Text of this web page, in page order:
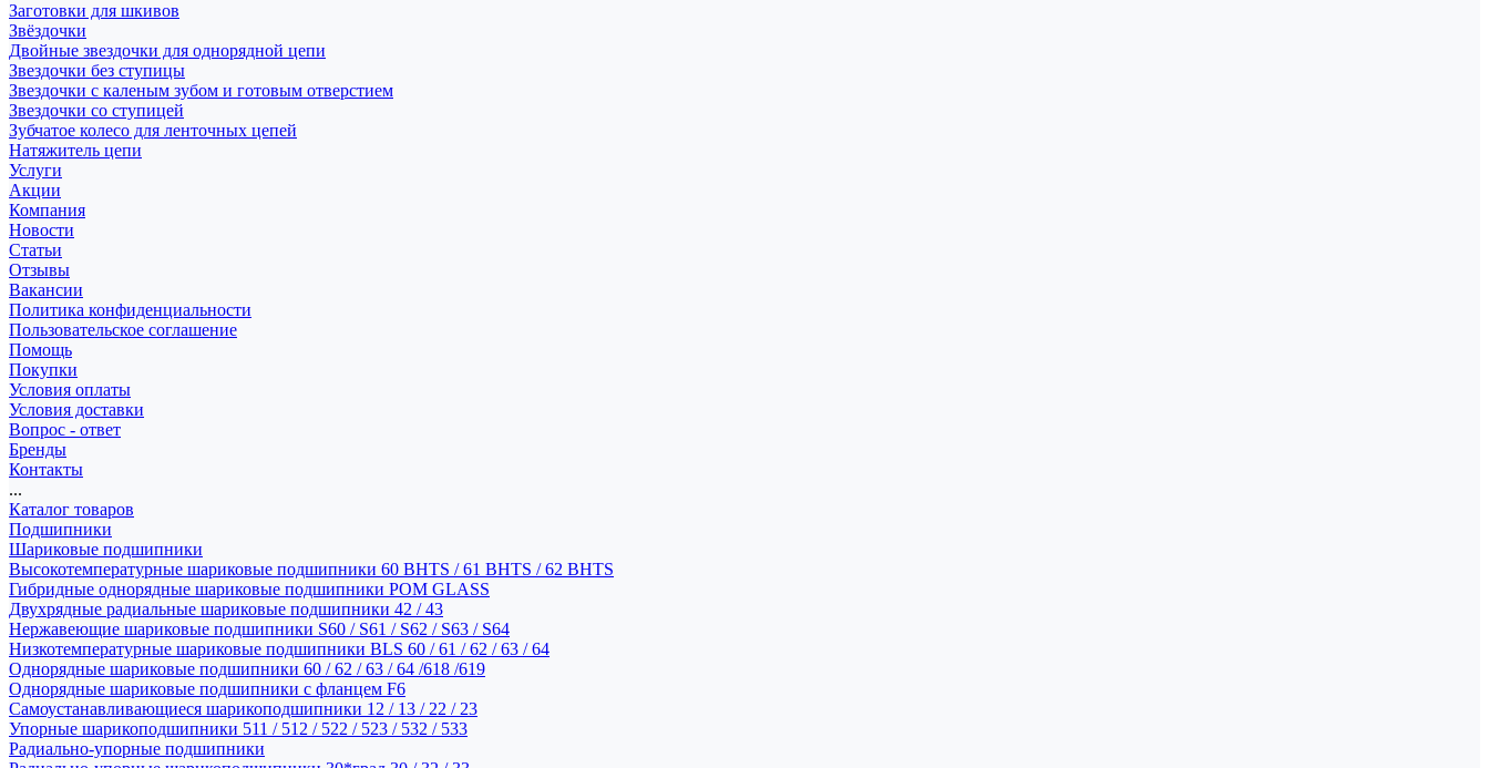
Заготовки для шкивов
Звёздочки
Двойные звездочки для однорядной цепи
Звездочки без ступицы
Звездочки с каленым зубом и готовым отверстием
Звездочки со ступицей
Зубчатое колесо для ленточных цепей
Натяжитель цепи
Услуги
Акции
Компания
Новости
Статьи
Отзывы
Вакансии
Политика конфиденциальности
Пользовательское соглашение
Помощь
Покупки
Условия оплаты
Условия доставки
Вопрос - ответ
Бренды
Контакты
...
Каталог товаров
Подшипники
Шариковые подшипники
Высокотемпературные шариковые подшипники 60 BHTS / 61 BHTS / 62 BHTS
Гибридные однорядные шариковые подшипники POM GLASS
Двухрядные радиальные шариковые подшипники 42 / 43
Нержавеющие шариковые подшипники S60 / S61 / S62 / S63 / S64
Низкотемпературные шариковые подшипники BLS 60 / 61 / 62 / 63 / 64
Однорядные шариковые подшипники 60 / 62 / 63 / 64 /618 /619
Однорядные шариковые подшипники с фланцем F6
Самоустанавливающиеся шарикоподшипники 12 / 13 / 22 / 23
Упорные шарикоподшипники 511 / 512 / 522 / 523 / 532 / 533
Радиально-упорные подшипники